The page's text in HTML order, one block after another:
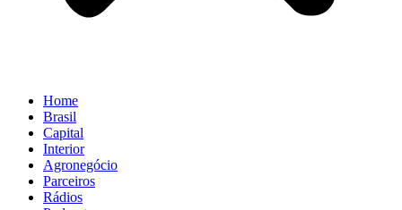
Home
Brasil
Capital
Interior
Agronegócio
Parceiros
Rádios